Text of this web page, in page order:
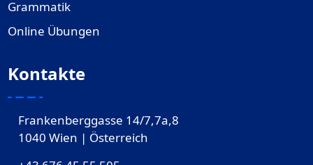
Grammatik
Online Übungen
Kontakte
Frankenberggasse 14/7,7a,8
1040 Wien | Österreich